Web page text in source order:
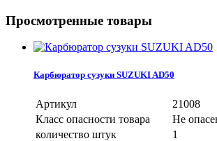
Просмотренные товары
Карбюратор сузуки SUZUKI AD50
Артикул
21008
Класс опасности товара
Не
количество штук
1